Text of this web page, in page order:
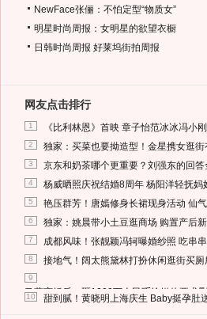
NewFace张俪：不怕定型“物质女”
明星时尚周报：女明星的欲望衣橱
日韩时尚周报 好莱坞街拍周报
网友点击排行
1 《比利林恩》首映 章子怡范冰冰冯小
2 独家：买菜也要拗造型！金星携女逛街
3 京东和奶茶哪个更重要？刘强东的回答
4 杨威晒照庆祝结婚8周年 杨阳洋轻抚妈
5 艳压群芳！唐嫣修身长裙现身活动 仙
6 独家：姚晨带小土豆逛商场 购置产后
7 成都风味！张靓颖冯轲曝婚纱照 吃串
8 接地气！阔太熊黛林打扮休闲逛街买厕
9
马蓉离婚后，砸1000万人民币给媒体要求
10 甜到腻！黄晓明上海庆生 Baby挺孕肚